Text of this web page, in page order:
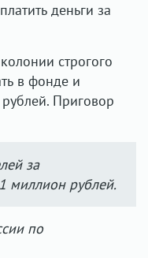
деньги за
строгого
в фонде и
Приговор
за
миллион рублей.
по